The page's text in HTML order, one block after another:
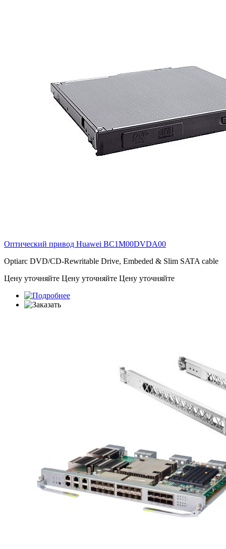
Оптический привод Huawei BC1M00DVDA00
Optiarc DVD/CD-Rewritable Drive, Embeded & Slim SATA cable
Цену уточняйте Цену уточняйте Цену уточняйте